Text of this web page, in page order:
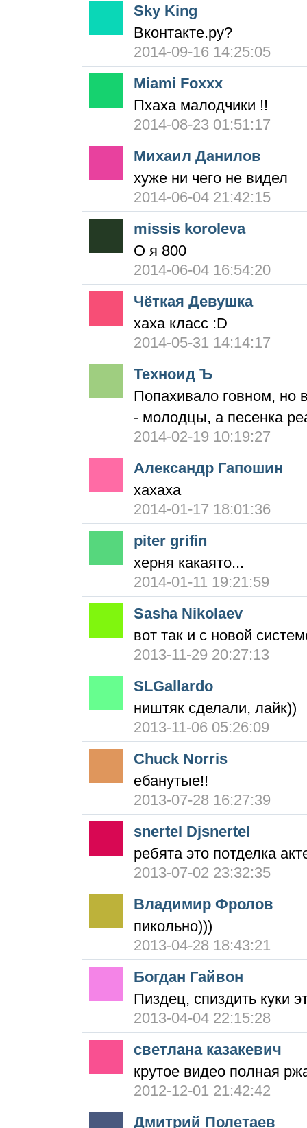
Sky King
Вконтакте.ру?
2014-09-16 14:25:05
Miami Foxxx
Пхаха малодчики !!
2014-08-23 01:51:17
Михаил Данилов
хуже ни чего не видел
2014-06-04 21:42:15
missis koroleva
О я 800
2014-06-04 16:54:20
Чёткая Девушка
хаха класс :D
2014-05-31 14:14:17
Техноид Ъ
Попахивало говном, но
- молодцы, а песенка
2014-02-19 10:19:27
Александр Гапошин
хахаха
2014-01-17 18:01:36
piter grifin
херня какаято...
2014-01-11 19:21:59
Sasha Nikolaev
вот так и с новой
2013-11-29 20:27:13
SLGallardo
ништяк сделали, лайк))
2013-11-06 05:26:09
Chuck Norris
ебанутые!!
2013-07-28 16:27:39
snertel Djsnertel
ребята это потделка
2013-07-02 23:32:35
Владимир Фролов
пикольно)))
2013-04-28 18:43:21
Богдан Гайвон
Пиздец, спиздить куки
2013-04-04 22:15:28
светлана казакевич
крутое видео полная
2012-12-01 21:42:42
Дмитрий Полетаев